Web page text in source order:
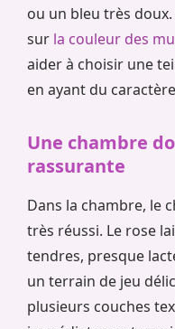
ou un bleu très
sur la couleur des
aider à choisir une
en ayant du
Une chambre
rassurante
Dans la chambre, le
très réussi. Le rose
tendres, presque
un terrain de jeu
plusieurs couches